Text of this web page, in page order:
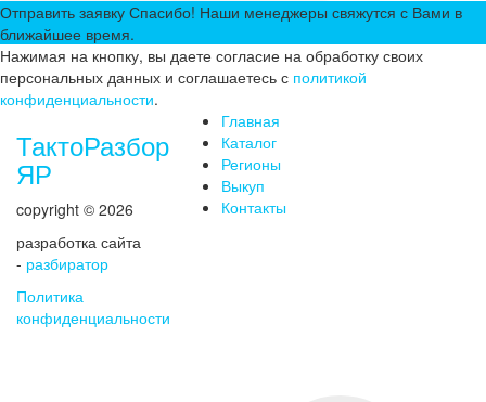
Отправить заявку Спасибо! Наши менеджеры свяжутся с Вами в
ближайшее время.
Нажимая на кнопку, вы даете согласие на обработку своих
персональных данных и соглашаетесь с политикой
конфиденциальности.
ТактоРазбор
ЯР
copyright © 2026
разработка сайта
- разбиратор
Политика
конфиденциальности
Главная
Каталог
Регионы
Выкуп
Контакты